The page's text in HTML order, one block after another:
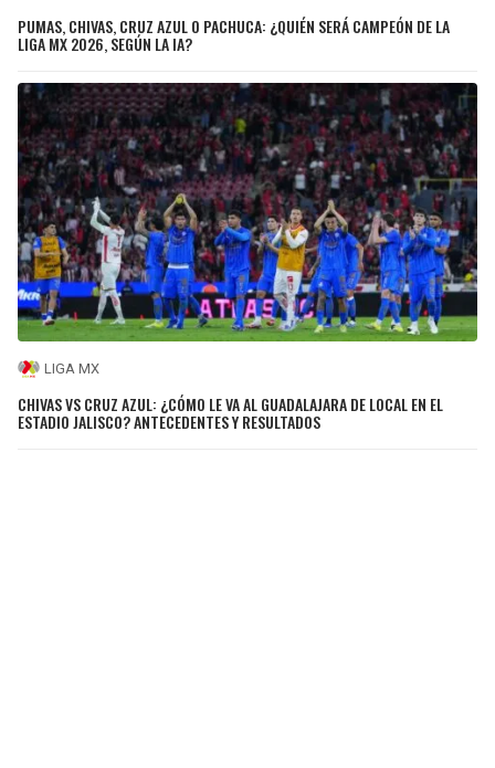
PUMAS, CHIVAS, CRUZ AZUL O PACHUCA: ¿QUIÉN SERÁ CAMPEÓN DE LA
LIGA MX 2026, SEGÚN LA IA?
LIGA MX
CHIVAS VS CRUZ AZUL: ¿CÓMO LE VA AL GUADALAJARA DE LOCAL EN EL
ESTADIO JALISCO? ANTECEDENTES Y RESULTADOS